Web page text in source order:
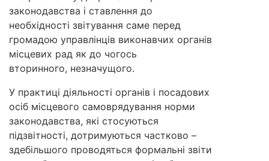
законодавства і ставлення до
необхідності звітування саме перед
громадою управлінців виконавчих органів
місцевих рад як до чогось
вторинного, незначущого.
У практиці діяльності органів і посадових
осіб місцевого самоврядування норми
законодавства, які стосуються
підзвітності, дотримуються частково –
здебільшого проводяться формальні звіти